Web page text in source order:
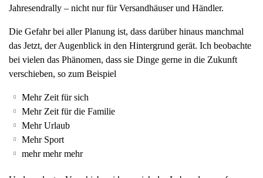
i
g
Jahresendrally – nicht nur für Versandhäuser und Händler.
Die Gefahr bei aller Planung ist, dass darüber hinaus manchmal
das Jetzt, der Augenblick in den Hintergrund gerät. Ich beobachte
bei vielen das Phänomen, dass sie Dinge gerne in die Zukunft
verschieben, so zum Beispiel
Mehr Zeit für sich
Mehr Zeit für die Familie
Mehr Urlaub
Mehr Sport
mehr mehr mehr